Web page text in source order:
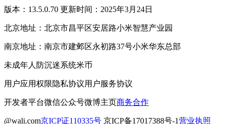
版本：13.5.0.70 更新时间：2025年3月24日
北京地址：北京市昌平区安居路小米智慧产业园
南京地址：南京市建邺区永初路37号小米华东总部
未成年人防沉迷系统米币
用户应用权限隐私协议用户服务协议
开发者平台微信公众号微博主页商务合作
@wali.com京ICP证110335号 京ICP备17017388号-1营业执照